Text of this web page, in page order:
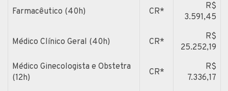
Farmacêutico (40h) CR*
R$
3.591,45
Médico Clínico Geral (40h) CR*
R$
25.252,19
Médico Ginecologista e Obstetra
(12h)
CR*
R$
7.336,17